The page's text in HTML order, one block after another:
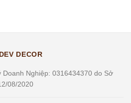
DECOR
Nghiệp: 0316434370 do Sở
08/2020